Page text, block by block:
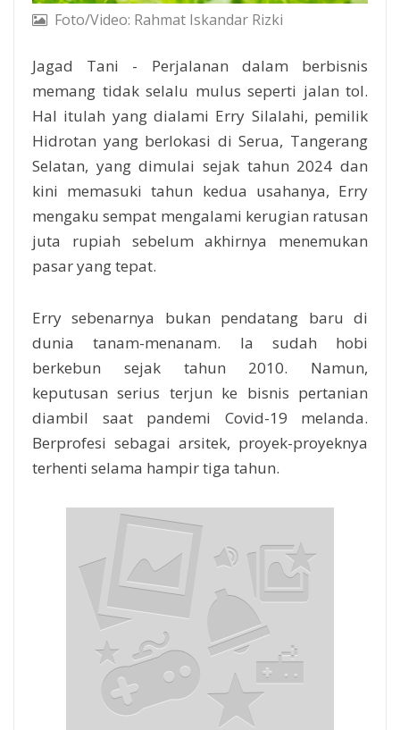
Foto/Video: Rahmat Iskandar Rizki
Jagad Tani - Perjalanan dalam berbisnis
memang tidak selalu mulus seperti jalan tol.
Hal itulah yang dialami Erry Silalahi, pemilik
Hidrotan yang berlokasi di Serua, Tangerang
Selatan, yang dimulai sejak tahun 2024 dan
kini memasuki tahun kedua usahanya, Erry
mengaku sempat mengalami kerugian ratusan
juta rupiah sebelum akhirnya menemukan
pasar yang tepat.
Erry sebenarnya bukan pendatang baru di
dunia tanam-menanam. Ia sudah hobi
berkebun sejak tahun 2010. Namun,
keputusan serius terjun ke bisnis pertanian
diambil saat pandemi Covid-19 melanda.
Berprofesi sebagai arsitek, proyek-proyeknya
terhenti selama hampir tiga tahun.